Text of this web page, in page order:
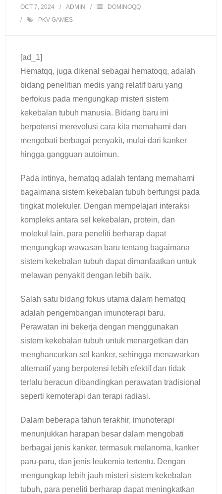
OCT 7, 2024 ADMIN
DOMINOQQ
PKV GAMES
[ad_1]
Hematqq, juga dikenal sebagai hematoqq, adalah
bidang penelitian medis yang relatif baru yang
berfokus pada mengungkap misteri sistem
kekebalan tubuh manusia. Bidang baru ini
berpotensi merevolusi cara kita memahami dan
mengobati berbagai penyakit, mulai dari kanker
hingga gangguan autoimun.
Pada intinya, hematqq adalah tentang memahami
bagaimana sistem kekebalan tubuh berfungsi pada
tingkat molekuler. Dengan mempelajari interaksi
kompleks antara sel kekebalan, protein, dan
molekul lain, para peneliti berharap dapat
mengungkap wawasan baru tentang bagaimana
sistem kekebalan tubuh dapat dimanfaatkan untuk
melawan penyakit dengan lebih baik.
Salah satu bidang fokus utama dalam hematqq
adalah pengembangan imunoterapi baru.
Perawatan ini bekerja dengan menggunakan
sistem kekebalan tubuh untuk menargetkan dan
menghancurkan sel kanker, sehingga menawarkan
alternatif yang berpotensi lebih efektif dan tidak
terlalu beracun dibandingkan perawatan tradisional
seperti kemoterapi dan terapi radiasi.
Dalam beberapa tahun terakhir, imunoterapi
menunjukkan harapan besar dalam mengobati
berbagai jenis kanker, termasuk melanoma, kanker
paru-paru, dan jenis leukemia tertentu. Dengan
mengungkap lebih jauh misteri sistem kekebalan
tubuh, para peneliti berharap dapat meningkatkan